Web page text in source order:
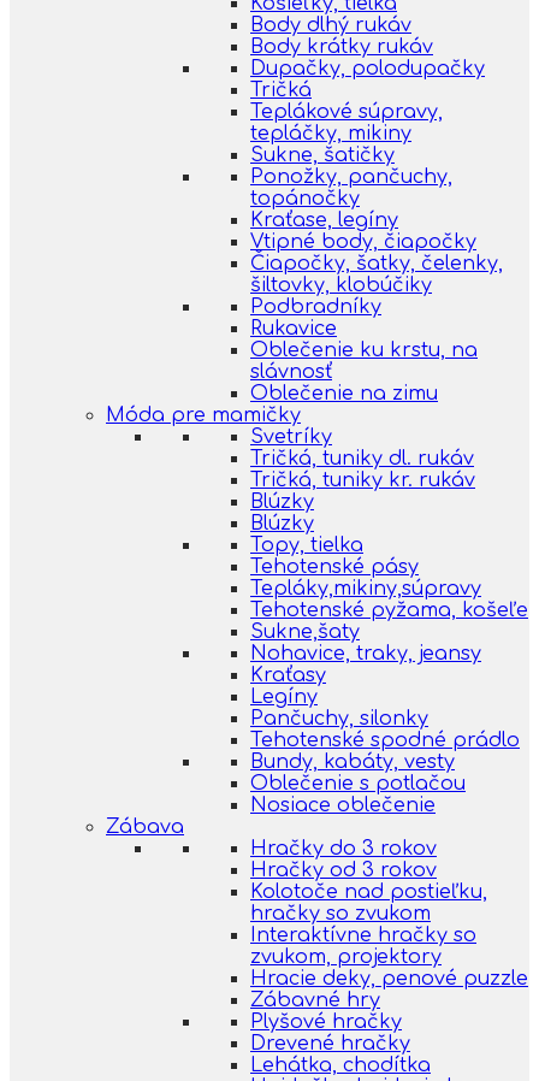
Body dlhý rukáv
Body krátky rukáv
Dupačky, polodupačky
Tričká
Teplákové súpravy,
tepláčky, mikiny
Sukne, šatičky
Ponožky, pančuchy,
topánočky
Kraťase, legíny
Vtipné body, čiapočky
Čiapočky, šatky, čelenky,
šiltovky, klobúčiky
Podbradníky
Rukavice
Oblečenie ku krstu, na
slávnosť
Oblečenie na zimu
Móda pre mamičky
Svetríky
Tričká, tuniky dl. rukáv
Tričká, tuniky kr. rukáv
Blúzky
Blúzky
Topy, tielka
Tehotenské pásy
Tepláky,mikiny,súpravy
Tehotenské pyžama, košeľe
Sukne,šaty
Nohavice, traky, jeansy
Kraťasy
Legíny
Pančuchy, silonky
Tehotenské spodné prádlo
Bundy, kabáty, vesty
Oblečenie s potlačou
Nosiace oblečenie
Zábava
Hračky do 3 rokov
Hračky od 3 rokov
Kolotoče nad postieľku,
hračky so zvukom
Interaktívne hračky so
zvukom, projektory
Hracie deky, penové puzzle
Zábavné hry
Plyšové hračky
Drevené hračky
Lehátka, chodítka